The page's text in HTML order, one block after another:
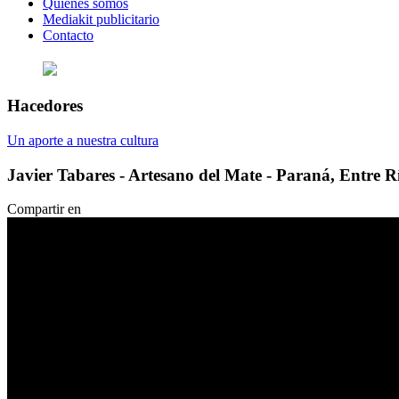
Mediakit publicitario
Contacto
Hacedores
Un aporte a nuestra cultura
Javier Tabares - Artesano del Mate - Paraná, Entre
Compartir en